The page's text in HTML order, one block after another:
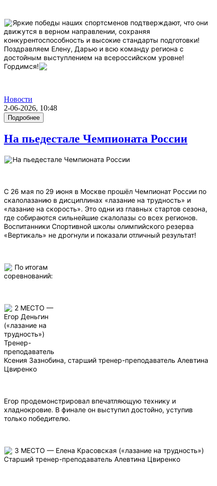
Яркие победы наших спортсменов подтверждают, что они
движутся в верном направлении, сохраняя
конкурентоспособность и высокие стандарты подготовки!
Поздравляем Елену, Дарью и всю команду региона с
достойным выступлением на всероссийском уровне!
Гордимся!
Новости
2-06-2026, 10:48
Подробнее
На пьедестале Чемпионата России
На пьедестале Чемпионата России
С 26 мая по 29 июня в Москве прошёл Чемпионат России по
скалолазанию в дисциплинах «лазание на трудность» и
«лазание на скорость». Это одни из главных стартов сезона,
где собираются сильнейшие скалолазы со всех регионов.
Воспитанники Спортивной школы олимпийского резерва
«Вертикаль» не дрогнули и показали отличный результат!
По итогам
соревнований:
2 МЕСТО —
Егор Деньгин
(«лазание на
трудность»)
Тренер-
преподаватель
Ксения Зазнобина, старший тренер-преподаватель Алевтина
Цвиренко
Егор продемонстрировал впечатляющую технику и
хладнокровие. В финале он выступил достойно, уступив
только победителю.
3 МЕСТО — Елена Красовская («лазание на трудность»)
Старший тренер-преподаватель Алевтина Цвиренко